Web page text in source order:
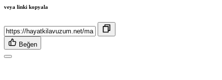
veya linki kopyala
Beğen